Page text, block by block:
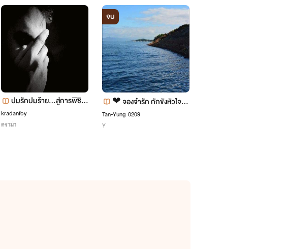
ปมรักปมร้าย...สู่การพิชิตใ
จยัยสุดที่รัก
kradanfoy
ดราม่า
จบ
❤ จองจำรัก กักขังหัวใจ
❤ [ป๋าวิน×พี่คีร์]_[YAOI] T
Tan-Yung 0209
Y